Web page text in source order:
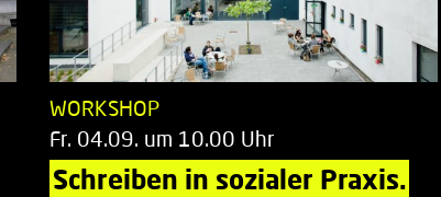
WORKSHOP
Fr. 04.09. um 10.00 Uhr
Schreiben in sozialer Praxis.